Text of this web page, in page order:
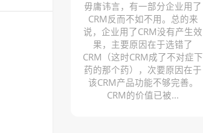
毋庸讳言，有一部分企业用了
CRM反而不如不用。总的来
说，企业用了CRM没有产生效
果，主要原因在于选错了
CRM（这时CRM成了不对症下
药的那个药），次要原因在于
该CRM产品功能不够完善。
CRM的价值已被...